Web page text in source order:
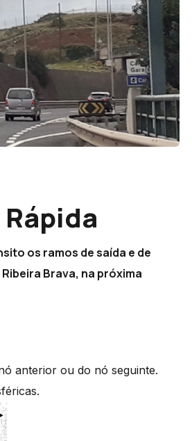
os ramos de saída e de
Brava, na próxima
anterior ou do nó seguinte.